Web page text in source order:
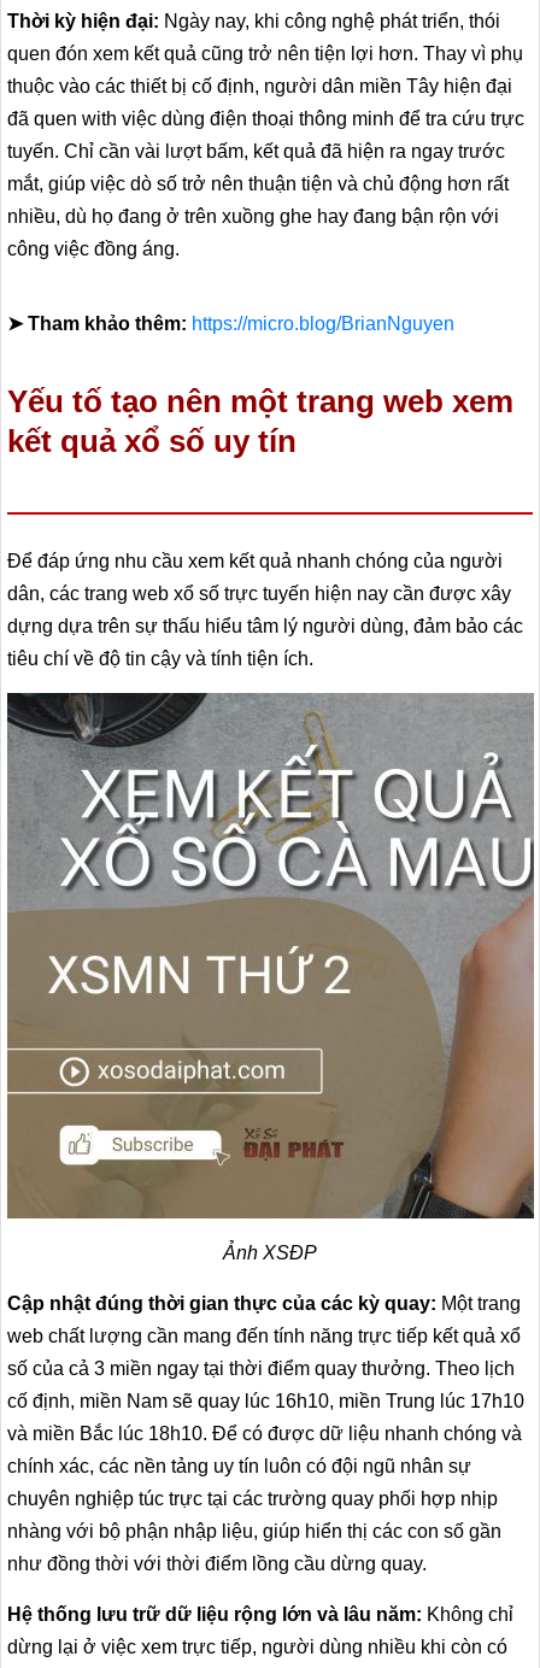
Thời kỳ hiện đại: Ngày nay, khi công nghệ phát triển, thói
quen đón xem kết quả cũng trở nên tiện lợi hơn. Thay vì phụ
thuộc vào các thiết bị cố định, người dân miền Tây hiện đại
đã quen with việc dùng điện thoại thông minh để tra cứu trực
tuyến. Chỉ cần vài lượt bấm, kết quả đã hiện ra ngay trước
mắt, giúp việc dò số trở nên thuận tiện và chủ động hơn rất
nhiều, dù họ đang ở trên xuồng ghe hay đang bận rộn với
công việc đồng áng.
➤ Tham khảo thêm: https://micro.blog/BrianNguyen
Yếu tố tạo nên một trang web xem
kết quả xổ số uy tín
Để đáp ứng nhu cầu xem kết quả nhanh chóng của người
dân, các trang web xổ số trực tuyến hiện nay cần được xây
dựng dựa trên sự thấu hiểu tâm lý người dùng, đảm bảo các
tiêu chí về độ tin cậy và tính tiện ích.
Ảnh XSĐP
Cập nhật đúng thời gian thực của các kỳ quay: Một trang
web chất lượng cần mang đến tính năng trực tiếp kết quả xổ
số của cả 3 miền ngay tại thời điểm quay thưởng. Theo lịch
cố định, miền Nam sẽ quay lúc 16h10, miền Trung lúc 17h10
và miền Bắc lúc 18h10. Để có được dữ liệu nhanh chóng và
chính xác, các nền tảng uy tín luôn có đội ngũ nhân sự
chuyên nghiệp túc trực tại các trường quay phối hợp nhịp
nhàng với bộ phận nhập liệu, giúp hiển thị các con số gần
như đồng thời với thời điểm lồng cầu dừng quay.
Hệ thống lưu trữ dữ liệu rộng lớn và lâu năm: Không chỉ
dừng lại ở việc xem trực tiếp, người dùng nhiều khi còn có